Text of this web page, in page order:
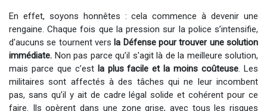
En effet, soyons honnêtes : cela commence à devenir une
rengaine. Chaque fois que la pression sur la police s’intensifie,
d'aucuns se tournent vers la Défense pour trouver une solution
immédiate. Non pas parce qu’il s'agit là de la meilleure solution,
mais parce que c’est la plus facile et la moins coûteuse . Les
militaires sont affectés à des tâches qui ne leur incombent
pas, sans qu’il y ait de cadre légal solide et cohérent pour ce
faire. Ils opèrent dans une zone grise, avec tous les risques